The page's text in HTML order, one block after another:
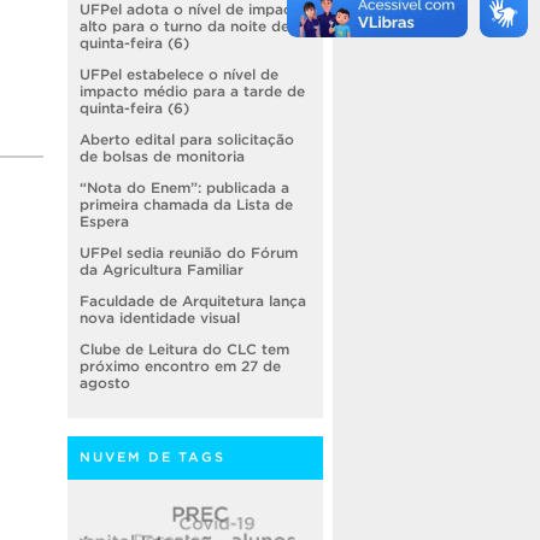
UFPel adota o nível de impacto
alto para o turno da noite de
quinta-feira (6)
UFPel estabelece o nível de
impacto médio para a tarde de
quinta-feira (6)
Aberto edital para solicitação
de bolsas de monitoria
“Nota do Enem”: publicada a
primeira chamada da Lista de
Espera
UFPel sedia reunião do Fórum
da Agricultura Familiar
Faculdade de Arquitetura lança
nova identidade visual
Clube de Leitura do CLC tem
próximo encontro em 27 de
agosto
NUVEM DE TAGS